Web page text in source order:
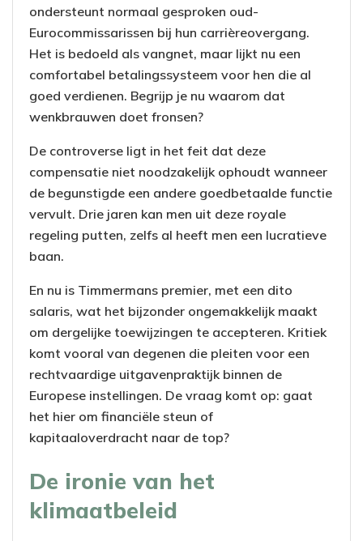
ondersteunt normaal gesproken oud-
Eurocommissarissen bij hun carrièreovergang.
Het is bedoeld als vangnet, maar lijkt nu een
comfortabel betalingssysteem voor hen die al
goed verdienen. Begrijp je nu waarom dat
wenkbrauwen doet fronsen?
De controverse ligt in het feit dat deze
compensatie niet noodzakelijk ophoudt wanneer
de begunstigde een andere goedbetaalde functie
vervult. Drie jaren kan men uit deze royale
regeling putten, zelfs al heeft men een lucratieve
baan.
En nu is Timmermans premier, met een dito
salaris, wat het bijzonder ongemakkelijk maakt
om dergelijke toewijzingen te accepteren. Kritiek
komt vooral van degenen die pleiten voor een
rechtvaardige uitgavenpraktijk binnen de
Europese instellingen. De vraag komt op: gaat
het hier om financiële steun of
kapitaaloverdracht naar de top?
De ironie van het
klimaatbeleid